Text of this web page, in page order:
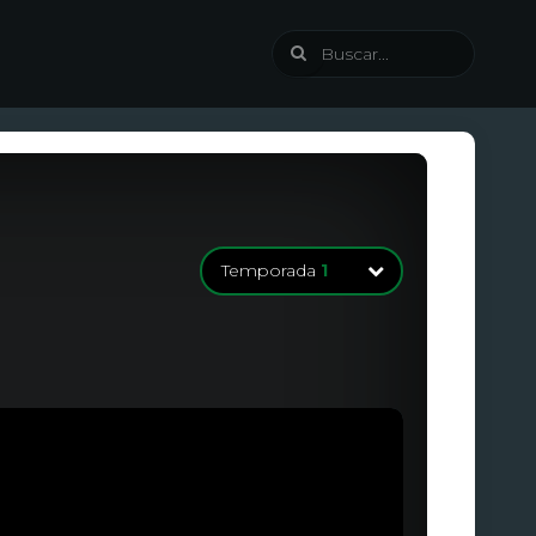
Temporada 1